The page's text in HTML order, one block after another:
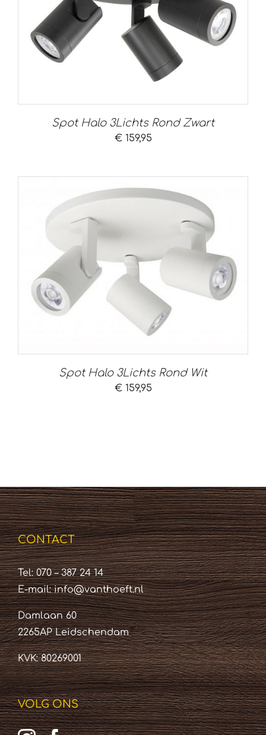
Spot Halo 3Lichts Rond Zwart
€159,95
Spot Halo 3Lichts Rond Wit
€159,95
CONTACT
Tel: 070 – 387 24 14
E-mail:info@vanthoeft.nl
Damlaan 60
2265AP Leidschendam
KVK: 80269001
VOLG ONS